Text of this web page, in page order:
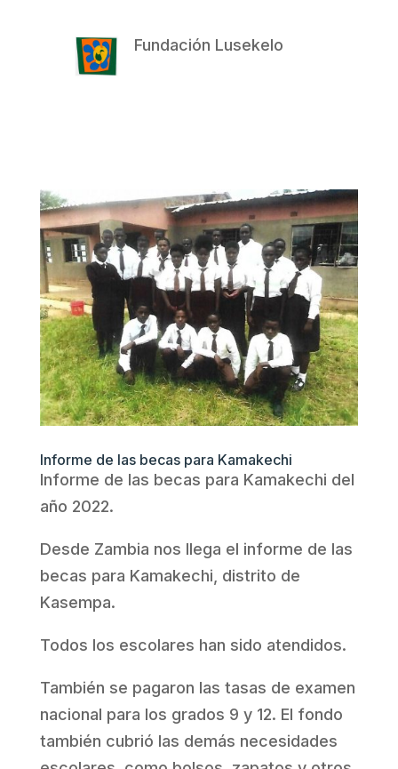
Fundación Lusekelo
Informe de las becas para Kamakechi
Informe de las becas para Kamakechi del
año 2022.
Desde Zambia nos llega el informe de las
becas para Kamakechi, distrito de
Kasempa.
Todos los escolares han sido atendidos.
También se pagaron las tasas de examen
nacional para los grados 9 y 12. El fondo
también cubrió las demás necesidades